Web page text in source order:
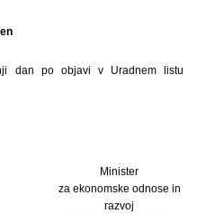
dan po objavi v Uradnem listu
Minister
za ekonomske odnose in
razvoj